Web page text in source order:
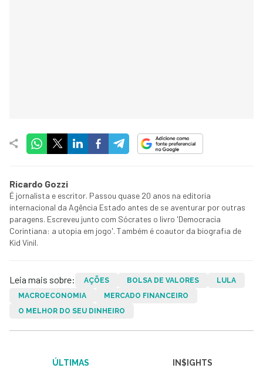
Ricardo Gozzi
É jornalista e escritor. Passou quase 20 anos na editoria
internacional da Agência Estado antes de se aventurar por outras
paragens. Escreveu junto com Sócrates o livro 'Democracia
Corintiana: a utopia em jogo'. Também é coautor da biografia de
Kid Vinil.
Leia mais sobre: AÇÕES BOLSA DE VALORES
LULA
MACROECONOMIA
MERCADO FINANCEIRO
O MELHOR DO SEU DINHEIRO
ÚLTIMAS IN$IGHTS